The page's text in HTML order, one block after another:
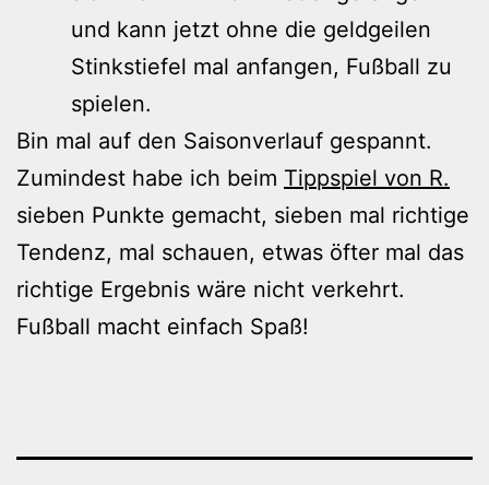
und kann jetzt ohne die geldgeilen
Stinkstiefel mal anfangen, Fußball zu
spielen.
Bin mal auf den Saisonverlauf gespannt.
Zumindest habe ich beim Tippspiel von R.
sieben Punkte gemacht, sieben mal richtige
Tendenz, mal schauen, etwas öfter mal das
richtige Ergebnis wäre nicht verkehrt.
Fußball macht einfach Spaß!